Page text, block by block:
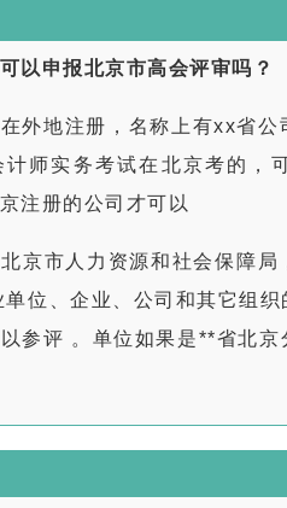
以申报北京市高会评审吗？
外地注册，名称上有xx省公
师实务考试在北京考的，
注册的公司才可以
京市人力资源和社会保障局
位、企业、公司和其它组
参评 。单位如果是**省北